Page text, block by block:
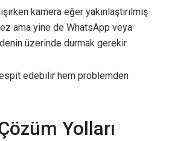
kamera eğer yakınlaştırılmış
ama yine de WhatsApp veya
üzerinde durmak gerekir.
edebilir hem problemden
Yolları